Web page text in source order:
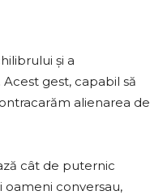
și a
gest, capabil să
alienarea de
cât de puternic
conversau,